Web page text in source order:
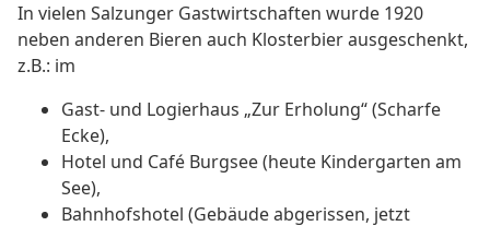
In vielen Salzunger Gastwirtschaften wurde 1920
neben anderen Bieren auch Klosterbier ausgeschenkt,
z.B.: im
Gast- und Logierhaus „Zur Erholung“ (Scharfe
Ecke),
Hotel und Café Burgsee (heute Kindergarten am
See),
Bahnhofshotel (Gebäude abgerissen, jetzt